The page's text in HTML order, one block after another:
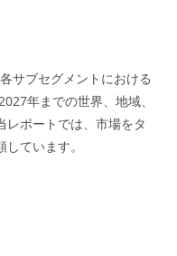
サブセグメントにおける
年までの世界、地域、
レポートでは、市場をタ
ています。